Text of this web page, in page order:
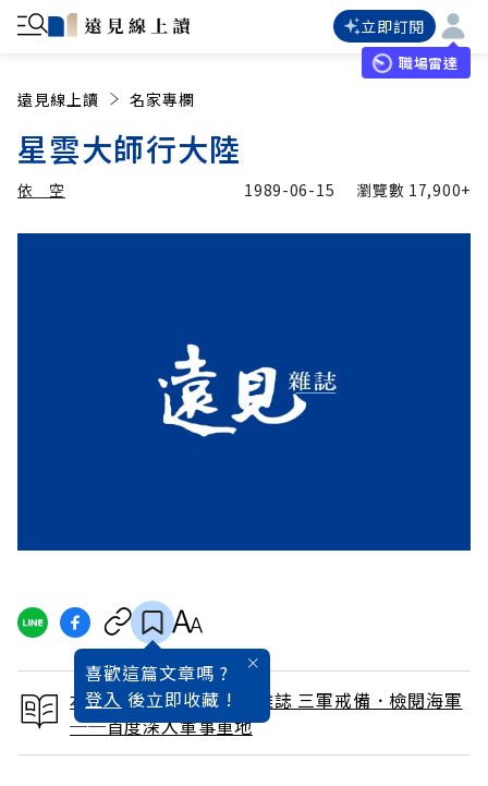
立即訂閱
職場雷達
遠見線上讀 名家專欄
星雲大師行大陸
依 空 1989-06-15 瀏覽數 17,900+
喜歡這篇文章嗎 ?
登入 後立即收藏 !
本文出自 1989 / 7月號雜誌 三軍戒備．檢閱海軍
──首度深入軍事重地